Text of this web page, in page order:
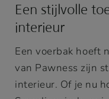
Een stijlvolle
interieur
Een voerbak hoeft
van Pawness zijn
interieur. Of je nu